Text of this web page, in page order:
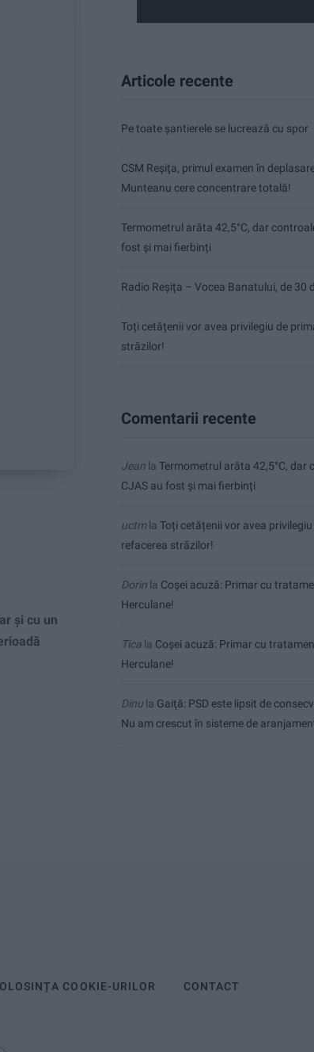
și cu un
Articole recente
Pe toate șantierele se lucrează cu spor
CSM Reșița, primul examen în
Munteanu cere concentrare totală!
Termometrul arăta 42,5°C, dar
fost și mai fierbinți
Radio Reșița – Vocea Banatului, de 30
Toți cetățenii vor avea privilegiu de
străzilor!
Comentarii recente
Jean la Termometrul arăta 42,5°C, dar
CJAS au fost și mai fierbinți
uctmla Toți cetățenii vor avea
refacerea străzilor!
Dorin la Coșei acuză: Primar cu
Herculane!
Tica la Coșei acuză: Primar cu
Herculane!
Dinu la Gaiţă: PSD este lipsit de
Nu am crescut în sisteme de
COOKIE-URILOR CONTACT